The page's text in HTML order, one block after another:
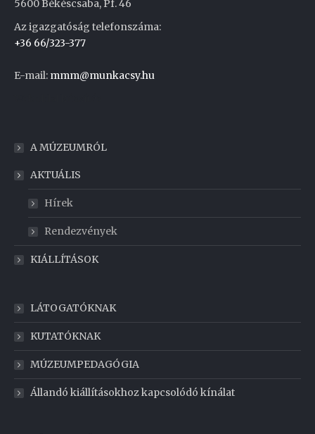
5600 Békéscsaba, Pf. 46
Az igazgatóság telefonszáma:
+36 66/323-377
E-mail: mmm@munkacsy.hu
A MÚZEUMRÓL
AKTUÁLIS
Hírek
Rendezvények
KIÁLLÍTÁSOK
LÁTOGATÓKNAK
KUTATÓKNAK
MÚZEUMPEDAGÓGIA
Állandó kiállításokhoz kapcsolódó kínálat